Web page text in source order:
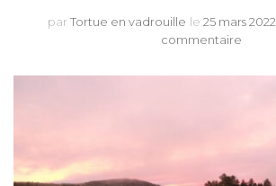
par Tortue en vadrouille le 25 mars 2022
commentaire
testé